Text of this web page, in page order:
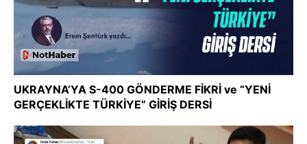
UKRAYNA’YA S-400 GÖNDERME FİKRİ ve “YENİ
GERÇEKLİKTE TÜRKİYE” GİRİŞ DERSİ